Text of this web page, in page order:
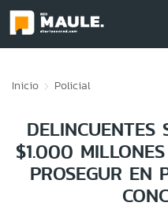
Inicio Policial
DELINCUENTES
$1.000
PROSEGUR EN